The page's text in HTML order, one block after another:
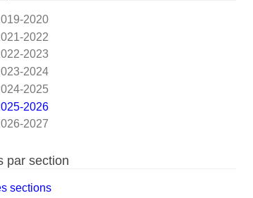
2020
2022
2023
2024
2025
2026
2027
par section
sections